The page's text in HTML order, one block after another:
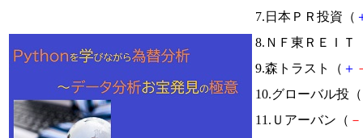
7.日本ＰＲ投資（
8.ＮＦ東ＲＥＩＴ
9.森トラスト（ ＋
10.グローバル投（
11.Ｕアーバン（ －